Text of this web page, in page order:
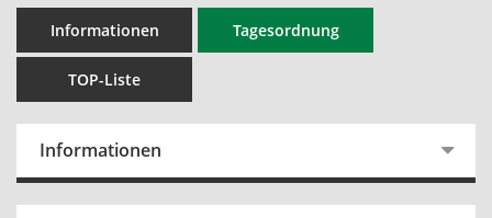
Informationen Tagesordnung
TOP-Liste
Informationen